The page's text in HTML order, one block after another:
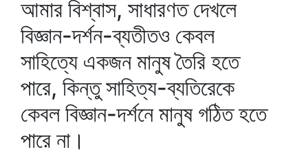
আমার বিশ্বাস, সাধারণত দেখলে
বিজ্ঞান-দর্শন-ব্যতীতও কেবল
সাহিত্যে একজন মানুষ তৈরি হতে
পারে, কিন্তু সাহিত্য-ব্যতিরেকে
কেবল বিজ্ঞান-দর্শনে মানুষ গঠিত হতে
পারে না।